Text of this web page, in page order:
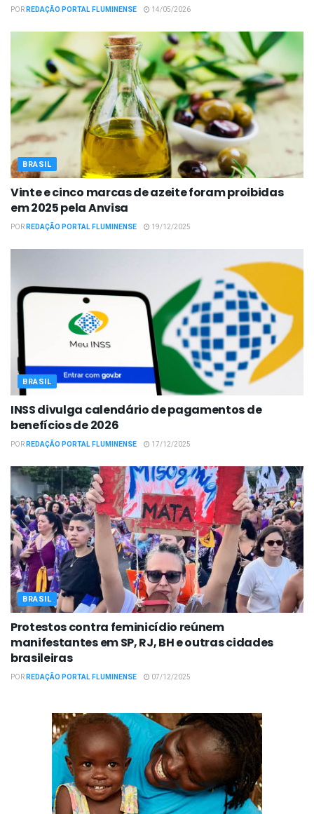
PORREDAÇÃO PORTAL FLUMINENSE 14/05/2026
BRASIL
Vinte e cinco marcas de azeite foram proibidas
em 2025 pela Anvisa
PORREDAÇÃO PORTAL FLUMINENSE 19/12/2025
BRASIL
INSS divulga calendário de pagamentos de
benefícios de 2026
PORREDAÇÃO PORTAL FLUMINENSE 17/12/2025
BRASIL
Protestos contra feminicídio reúnem
manifestantes em SP, RJ, BH e outras cidades
brasileiras
PORREDAÇÃO PORTAL FLUMINENSE 07/12/2025